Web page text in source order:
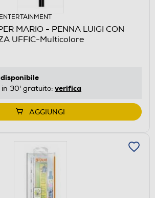
MARIO - PENNA LUIGI CON
UFFIC-Multicolore
disponibile
in 30' gratuito: verifica
AGGIUNGI